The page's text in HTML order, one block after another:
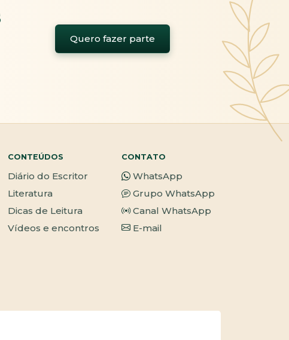
Quero fazer parte
CONTEÚDOS
Diário do Escritor
Literatura
Dicas de Leitura
Vídeos e encontros
CONTATO
WhatsApp
Grupo WhatsApp
Canal WhatsApp
E-mail